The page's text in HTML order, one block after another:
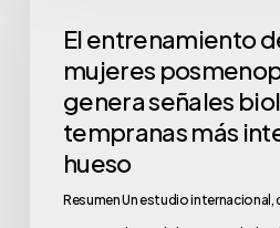
El entrenamiento
mujeres
genera señales
tempranas más
hueso
Resumen Un estudio internacional,